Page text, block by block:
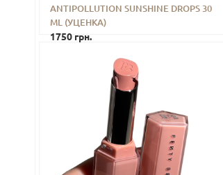
ANTIPOLLUTION SUNSHINE DROPS 30
ML (УЦЕНКА)
1750 грн.
- + КУПИТЬ